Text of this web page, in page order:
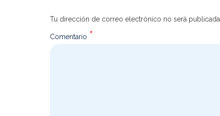
Tu dirección de correo electrónico no será publicada.
Comentario *